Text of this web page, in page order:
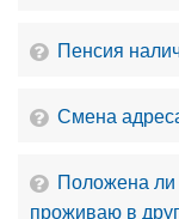
Пенсия
Смена
Положена ли
проживаю в